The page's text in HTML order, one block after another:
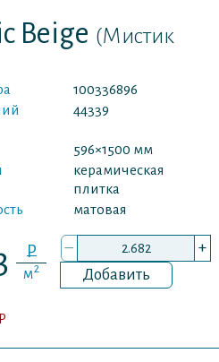
Beige (Мистик
100336896
44339
596×1500 мм
керамическая
плитка
матовая
P
м2
–
+
Добавить
P